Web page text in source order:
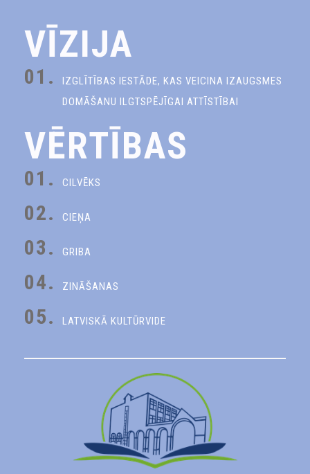
VĪZIJA
01.
IZGLĪTĪBAS IESTĀDE, KAS VEICINA IZAUGSMES
DOMĀŠANU ILGTSPĒJĪGAI ATTĪSTĪBAI
VĒRTĪBAS
01. CILVĒKS
02. CIEŅA
03. GRIBA
04. ZINĀŠANAS
05. LATVISKĀ KULTŪRVIDE